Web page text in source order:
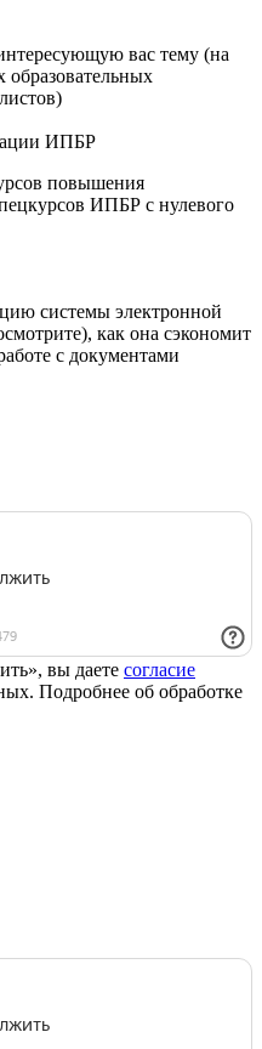
вас тему (на
ИПБР
повышения
ИПБР с нулевого
системы электронной
как она сэкономит
с документами
вы даете согласие
Подробнее об обработке